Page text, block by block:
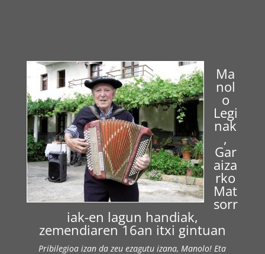
Ma
nol
o
Legi
nak
,
Gar
aiza
rko
Mat
sorr
iak-en lagun handiak,
zemendiaren 16an itxi gintuan
Pribilegioa izan da zeu ezagutu izana, Manolo! Eta